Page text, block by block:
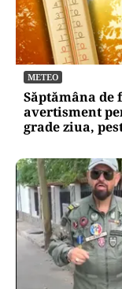
METEO
Săptămâna de
avertisment
grade ziua,